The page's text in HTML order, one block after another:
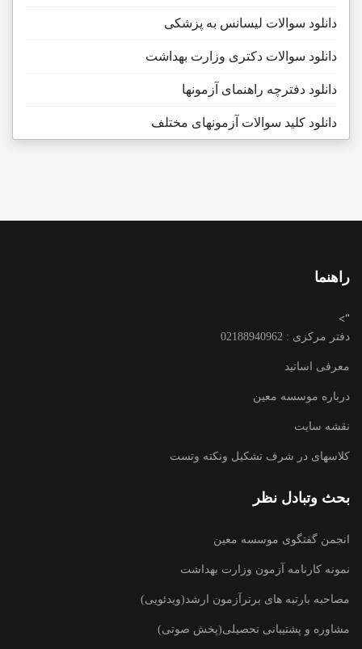
دانلود سوالات لیسانس به پزشکی
دانلود سوالات دکتری وزارت بهداشت
دانلود دفترچه راهنمای آزمونها
دانلود کلید سوالات آزمونهای مختلف
راهنما
">
دفتر مرکزی : 02188940962
معرفی اساتید
درباره موسسه معین
نقشه سایت
کلاسهای در شرف تشکیل ونکته وتست
بحث وتبادل نظر
انجمن گفتگوی موسسه معین
نمونه کارنامه آزمون وزارت بهداشت
مصاحبه بارتبه های برترآزمون ارشد(ویدئویی)
مشاوره و پشتیبانی تحصیلی(پخش صوتی)